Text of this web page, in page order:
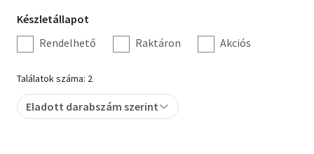
Hobbi, szabadidő
Irodalom
Művészet
Szakkönyv
Készletállapot
szűrés
Készletállapot
Rendelhető
Raktáron Akciós
Találatok száma: 2
Eladott darabszám szerint